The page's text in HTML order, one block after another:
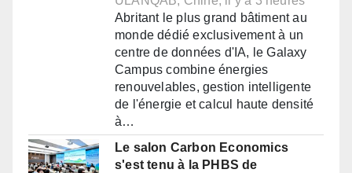
Abritant le plus grand bâtiment au
monde dédié exclusivement à un
centre de données d'IA, le Galaxy
Campus combine énergies
renouvelables, gestion intelligente
de l'énergie et calcul haute densité
à…
Le salon Carbon Economics
s'est tenu à la PHBS de